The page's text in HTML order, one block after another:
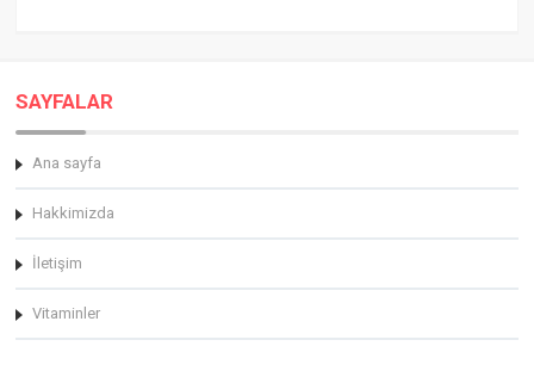
SAYFALAR
Ana sayfa
Hakkimizda
İletişim
Vitaminler